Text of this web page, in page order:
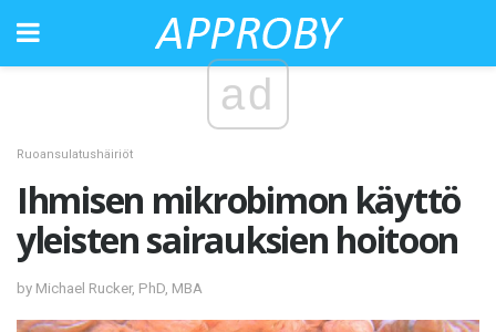
ad
Ruoansulatushäiriöt
Ihmisen mikrobimon käyttö
yleisten sairauksien hoitoon
by Michael Rucker, PhD, MBA